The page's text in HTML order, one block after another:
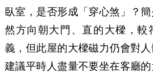
臥室，是否形成「穿心煞」？
然方向朝大門、直的大樑，較
義，但此屋的大樑磁力仍會對人
建議平時人盡量不要坐在客廳